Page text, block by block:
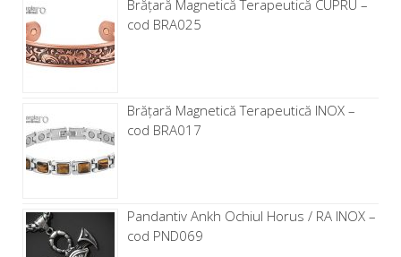
Brăţară Magnetică Terapeutică CUPRU –
cod BRA025
Brăţară Magnetică Terapeutică INOX –
cod BRA017
Pandantiv Ankh Ochiul Horus / RA INOX –
cod PND069